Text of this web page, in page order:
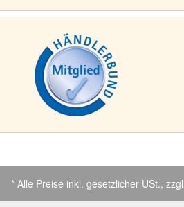
* Alle Preise inkl. gesetzlicher USt.,